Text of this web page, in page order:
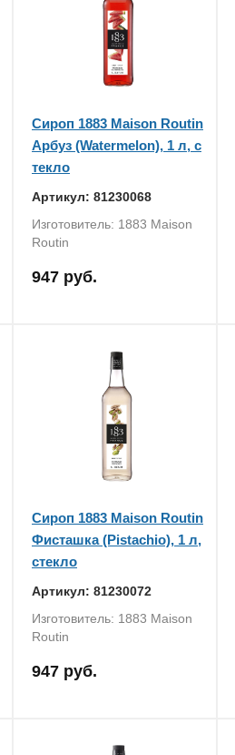
Сироп 1883 Maison Routin
Арбуз (Watermelon), 1 л, с
текло
Артикул: 81230068
Изготовитель: 1883 Maison
Routin
947 руб.
Сироп 1883 Maison Routin
Фисташка (Pistachio), 1 л,
стекло
Артикул: 81230072
Изготовитель: 1883 Maison
Routin
947 руб.